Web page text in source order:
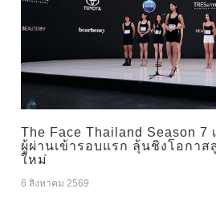
The Face Thailand Season 7
ผู้ผ่านเข้ารอบแรก ลุ้นชิงโอกา
ใหม่
6 สิงหาคม 2569